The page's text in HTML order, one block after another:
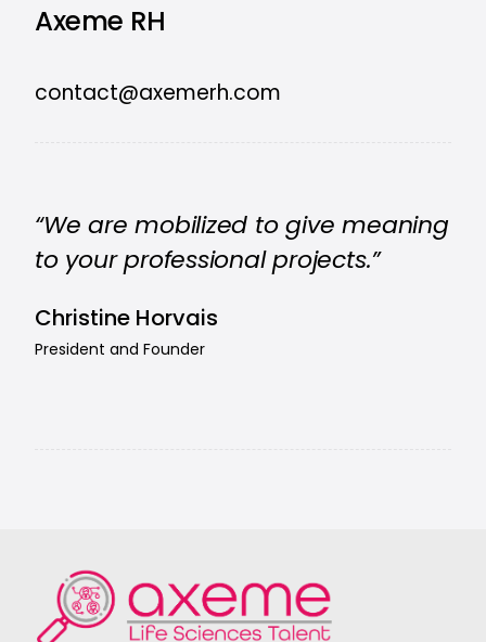
Axeme RH
contact@axemerh.com
“We are mobilized to give meaning
to your professional projects.”
Christine Horvais
President and Founder